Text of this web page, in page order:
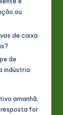
ou
de caixa
de
indústria
amanhã,
resposta for